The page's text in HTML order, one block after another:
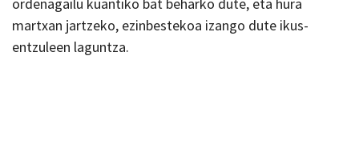
martxan jartzeko, ezinbestekoa izango dute ikus-
entzuleen laguntza.